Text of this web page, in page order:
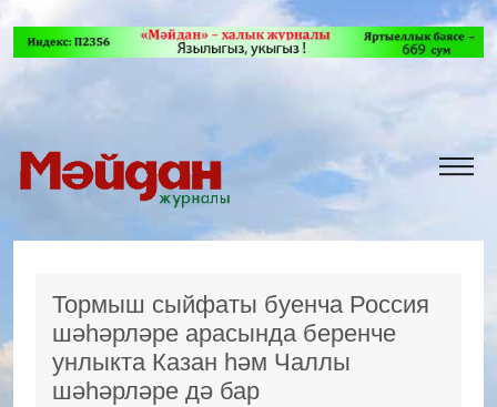
Тормыш сыйфаты буенча Россия
шәһәрләре арасында беренче
унлыкта Казан һәм Чаллы
шәһәрләре дә бар